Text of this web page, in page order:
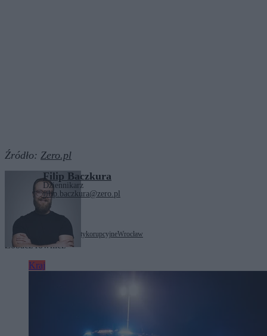
Źródło: Zero.pl
Filip Baczkura
Dziennikarz
filip.baczkura@zero.pl
Tagi:Centralne Biuro AntykorupcyjneWrocław
Zobacz również
Kraj